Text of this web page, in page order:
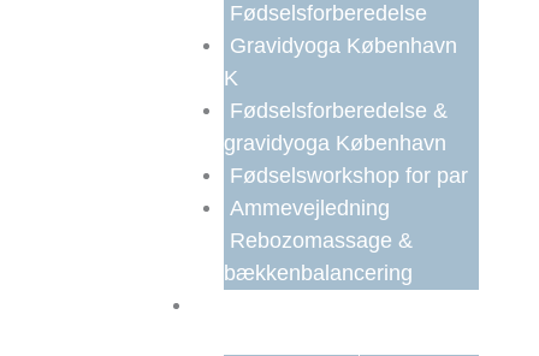
Fødselsforberedelse
Gravidyoga København
K
Fødselsforberedelse &
gravidyoga København
Fødselsworkshop for par
Ammevejledning
Rebozomassage &
bækkenbalancering